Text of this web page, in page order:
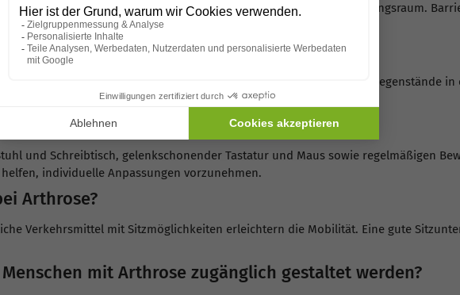
wie dicke Teppiche und sorgen Sie für ausreichend Bewegungsraum.
und Selbstständigkeit.
Alltag in der Küche?
Druck auf Hände und Handgelenke. Stellen Sie häufig verwendete Gegenstände
mit Arthrose optimiert werden?
und Schreibtisch, gelenkschonender Tastatur und Maus sowie regelmäßigen
individuelle Anpassungen vorzunehmen.
Arthrose?
Verkehrsmittel mit Sitzmöglichkeiten erleichtern die Mobilität. Eine gute
mit Arthrose zugänglich gestaltet werden?